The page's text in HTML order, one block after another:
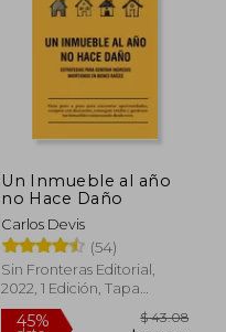
dcto. $
Un Inmueble al año
no Hace Daño
Carlos Devis
(54)
Sin Fronteras Editorial,
2022, 1 Edición, Tapa
Blanda, Nuevo